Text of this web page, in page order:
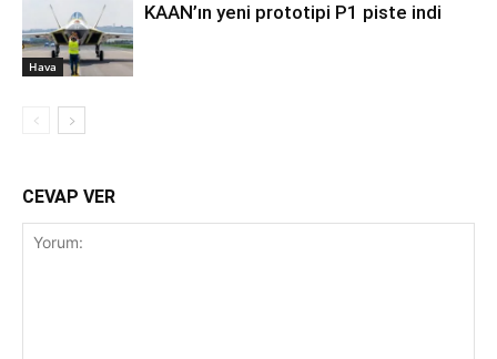
Hava
KAAN’ın yeni prototipi P1 piste indi
CEVAP VER